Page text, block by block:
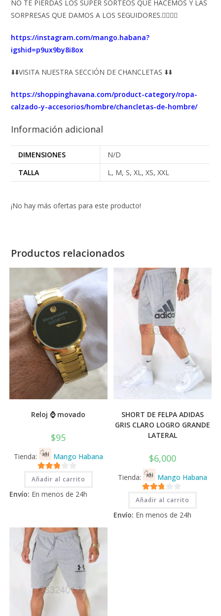
NO TE PIERDAS LOS SÚPER SORTEOS QUE HACEMOS Y LAS
SORPRESAS QUE DAMOS A LOS SEGUIDORES.👇🏻👇🏻
https://instagram.com/mango.habana?
igshid=p9ux9by8i8ox
⬇️⬇️VISITA NUESTRA SECCIÓN DE CHANCLETAS ⬇️⬇️
https://shoppinghavana.com/product-category/ropa-
calzado-y-accesorios/hombre/chancletas-de-hombre/
Información adicional
DIMENSIONES
N/D
TALLA
L, M, S, XL, XS, XXL
¡No hay más ofertas para este producto!
Productos relacionados
Reloj ⌚ movado
$95
Tienda: Mango Habana
2.71
de 5
Añadir al carrito
Envío: En menos de 24h
SHORT DE FELPA ADIDAS
GRIS CLARO LOGRO GRANDE
LATERAL
$6,000
Tienda: Mango Habana
2.71
de 5
Añadir al carrito
Envío: En menos de 24h